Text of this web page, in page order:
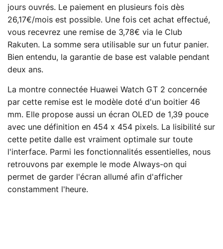
jours ouvrés. Le paiement en plusieurs fois dès
26,17€/mois est possible. Une fois cet achat effectué,
vous recevrez une remise de 3,78€ via le Club
Rakuten. La somme sera utilisable sur un futur panier.
Bien entendu, la garantie de base est valable pendant
deux ans.
La montre connectée Huawei Watch GT 2 concernée
par cette remise est le modèle doté d'un boitier 46
mm. Elle propose aussi un écran OLED de 1,39 pouce
avec une définition en 454 x 454 pixels. La lisibilité sur
cette petite dalle est vraiment optimale sur toute
l'interface. Parmi les fonctionnalités essentielles, nous
retrouvons par exemple le mode Always-on qui
permet de garder l'écran allumé afin d'afficher
constamment l'heure.